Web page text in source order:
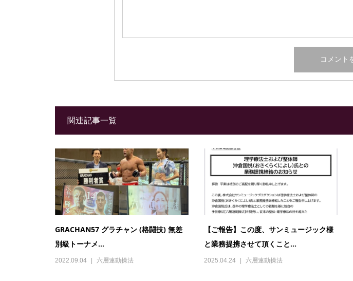
関連記事一覧
GRACHAN57 グラチャン (格闘技) 無差
別級トーナメ...
2022.09.04 六層連動操法
【ご報告】この度、サンミュージック様
と業務提携させて頂くこと...
2025.04.24 六層連動操法